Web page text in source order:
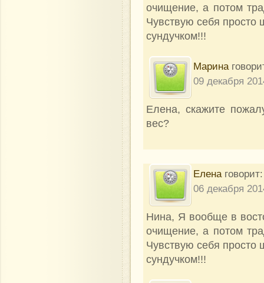
очищение, а потом
Чувствую себя
сундучком!!!
Марина
09 декабря
Eлена, скажите
вес?
Eлена говорит:
06 декабря
Нина, Я вообще в
очищение, а потом
Чувствую себя
сундучком!!!